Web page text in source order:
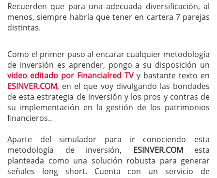
Recuerden que para una adecuada diversificación, al
menos, siempre habría que tener en cartera 7 parejas
distintas.
Como el primer paso al encarar cualquier metodología
de inversión es aprender, pongo a su disposición un
video editado por Financialred TVy bastante texto en
ESINVER.COM, en el que voy divulgando las bondades
de esta estrategia de inversión y los pros y contras de
su implementación en la gestión de los patrimonios
financieros..
Aparte del simulador para ir conociendo esta
metodología de inversión, ESINVER.COMesta
planteada como una solución robusta para generar
señales long short. Cuenta con un servicio de